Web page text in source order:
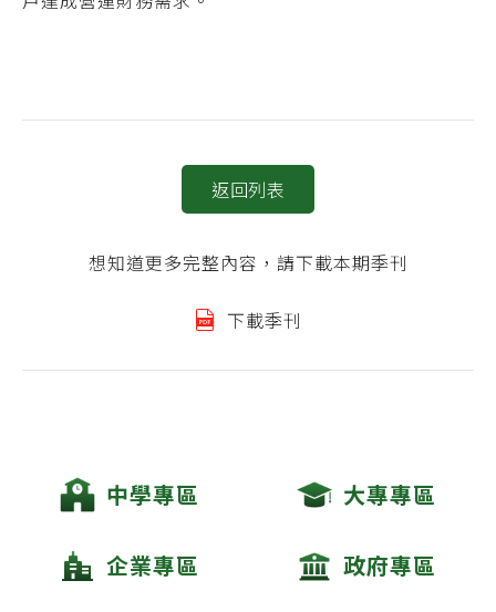
返回列表
想知道更多完整內容，請下載本期季刊
下載季刊
中學專區 大專專區
企業專區 政府專區